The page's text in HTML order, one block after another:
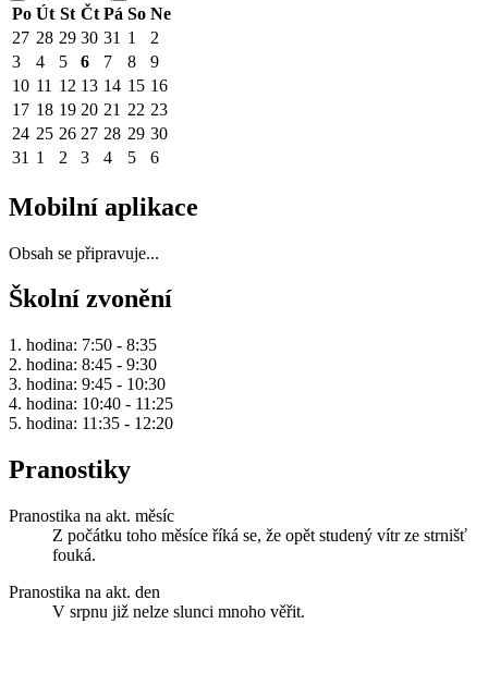
Po Út St Čt Pá So Ne
27 28 29 30 31 1
2
3
4 5 6 7 8
9
10 11 12 13 14 15 16
17 18 19 20 21 22 23
24 25 26 27 28 29 30
31 1 2 3 4 5 6
Mobilní aplikace
Obsah se připravuje...
Školní zvonění
1. hodina: 7:50 - 8:35
2. hodina: 8:45 - 9:30
3. hodina: 9:45 - 10:30
4. hodina: 10:40 - 11:25
5. hodina: 11:35 - 12:20
Pranostiky
Pranostika na akt. měsíc
Z počátku toho měsíce říká se, že opět studený vítr ze strnišť
fouká.
Pranostika na akt. den
V srpnu již nelze slunci mnoho věřit.